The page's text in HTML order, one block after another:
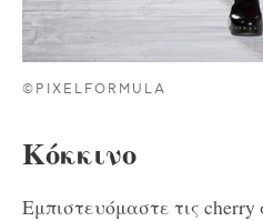
©PIXELFORMULA
Κόκκινο
Εμπιστευόμαστε τις